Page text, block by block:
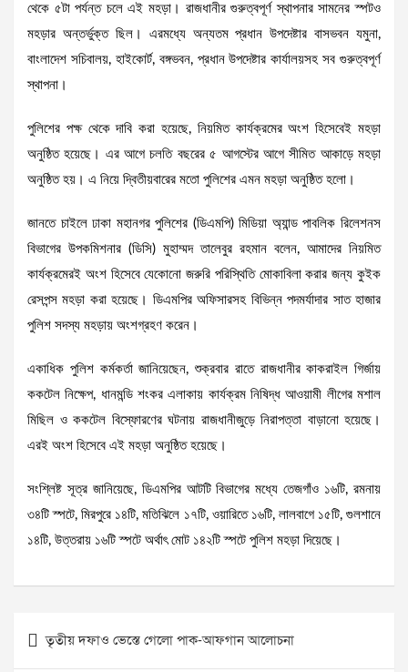
থেকে ৫টা পর্যন্ত চলে এই মহড়া। রাজধানীর গুরুত্বপূর্ণ স্থাপনার সামনের স্পটও
মহড়ার অন্তর্ভুক্ত ছিল। এরমধ্যে অন্যতম প্রধান উপদেষ্টার বাসভবন যমুনা,
বাংলাদেশ সচিবালয়, হাইকোর্ট, বঙ্গভবন, প্রধান উপদেষ্টার কার্যালয়সহ সব গুরুত্বপূর্ণ
স্থাপনা।
পুলিশের পক্ষ থেকে দাবি করা হয়েছে, নিয়মিত কার্যক্রমের অংশ হিসেবেই মহড়া
অনুষ্ঠিত হয়েছে। এর আগে চলতি বছরের ৫ আগস্টের আগে সীমিত আকাড়ে মহড়া
অনুষ্ঠিত হয়। এ নিয়ে দ্বিতীয়বারের মতো পুলিশের এমন মহড়া অনুষ্ঠিত হলো।
জানতে চাইলে ঢাকা মহানগর পুলিশের (ডিএমপি) মিডিয়া অ্যান্ড পাবলিক রিলেশনস
বিভাগের উপকমিশনার (ডিসি) মুহাম্মদ তালেবুর রহমান বলেন, আমাদের নিয়মিত
কার্যক্রমেরই অংশ হিসেবে যেকোনো জরুরি পরিস্থিতি মোকাবিলা করার জন্য কুইক
রেসপন্স মহড়া করা হয়েছে। ডিএমপির অফিসারসহ বিভিন্ন পদমর্যাদার সাত হাজার
পুলিশ সদস্য মহড়ায় অংশগ্রহণ করেন।
একাধিক পুলিশ কর্মকর্তা জানিয়েছেন, শুক্রবার রাতে রাজধানীর কাকরাইল গির্জায়
ককটেল নিক্ষেপ, ধানমন্ডি শংকর এলাকায় কার্যক্রম নিষিদ্ধ আওয়ামী লীগের মশাল
মিছিল ও ককটেল বিস্ফোরণের ঘটনায় রাজধানীজুড়ে নিরাপত্তা বাড়ানো হয়েছে।
এরই অংশ হিসেবে এই মহড়া অনুষ্ঠিত হয়েছে।
সংশ্লিষ্ট সূত্র জানিয়েছে, ডিএমপির আটটি বিভাগের মধ্যে তেজগাঁও ১৬টি, রমনায়
৩৪টি স্পটে, মিরপুরে ১৪টি, মতিঝিলে ১৭টি, ওয়ারিতে ১৬টি, লালবাগে ১৫টি, গুলশানে
১৪টি, উত্তরায় ১৬টি স্পটে অর্থাৎ মোট ১৪২টি স্পটে পুলিশ মহড়া দিয়েছে।
Post
navigation
তৃতীয় দফাও ভেস্তে গেলো পাক-আফগান আলোচনা